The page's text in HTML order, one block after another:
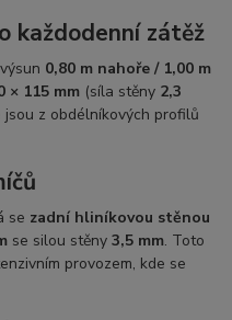
každodenní zátěž
0,80 m nahoře / 1,00 m
× 115 mm (síla stěny 2,3
z obdélníkových profilů
se zadní hliníkovou stěnou
se silou stěny3,5 mm. Toto
provozem, kde se